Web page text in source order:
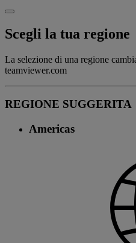
Scegli la tua regione
La selezione di una regione
teamviewer.com
REGIONE SUGGERITA
Americas